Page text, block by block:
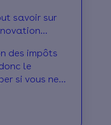
savoir sur
des impôts
le
si vous ne